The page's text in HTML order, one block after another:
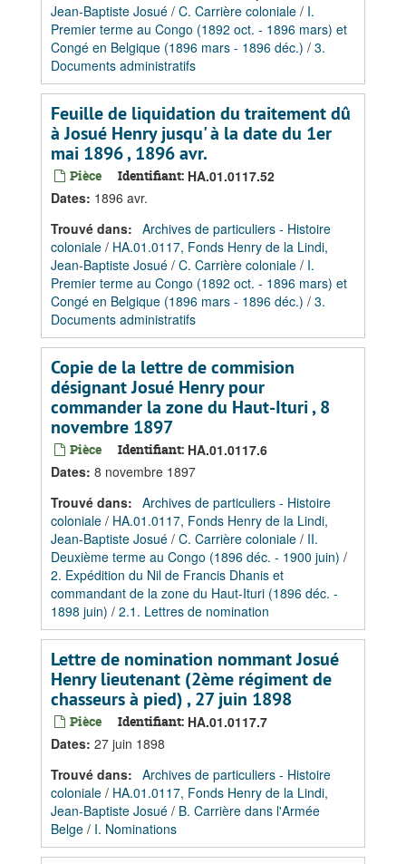
Jean-Baptiste Josué / C. Carrière coloniale / I.
Premier terme au Congo (1892 oct. - 1896 mars) et
Congé en Belgique (1896 mars - 1896 déc.) / 3.
Documents administratifs
Feuille de liquidation du traitement dû
à Josué Henry jusqu' à la date du 1er
mai 1896 , 1896 avr.
Pièce Identifiant: HA.01.0117.52
Dates: 1896 avr.
Trouvé dans: Archives de particuliers - Histoire
coloniale / HA.01.0117, Fonds Henry de la Lindi,
Jean-Baptiste Josué / C. Carrière coloniale / I.
Premier terme au Congo (1892 oct. - 1896 mars) et
Congé en Belgique (1896 mars - 1896 déc.) / 3.
Documents administratifs
Copie de la lettre de commision
désignant Josué Henry pour
commander la zone du Haut-Ituri , 8
novembre 1897
Pièce Identifiant: HA.01.0117.6
Dates: 8 novembre 1897
Trouvé dans: Archives de particuliers - Histoire
coloniale / HA.01.0117, Fonds Henry de la Lindi,
Jean-Baptiste Josué / C. Carrière coloniale / II.
Deuxième terme au Congo (1896 déc. - 1900 juin) /
2. Expédition du Nil de Francis Dhanis et
commandant de la zone du Haut-Ituri (1896 déc. -
1898 juin) / 2.1. Lettres de nomination
Lettre de nomination nommant Josué
Henry lieutenant (2ème régiment de
chasseurs à pied) , 27 juin 1898
Pièce Identifiant: HA.01.0117.7
Dates: 27 juin 1898
Trouvé dans: Archives de particuliers - Histoire
coloniale / HA.01.0117, Fonds Henry de la Lindi,
Jean-Baptiste Josué / B. Carrière dans l'Armée
Belge / I. Nominations